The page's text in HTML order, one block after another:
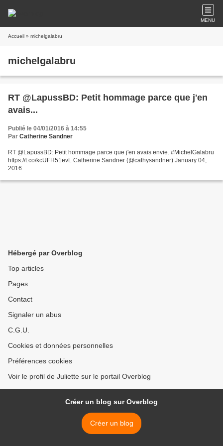
MENU
Accueil » michelgalabru
michelgalabru
RT @LapussBD: Petit hommage parce que j'en
avais...
Publié le 04/01/2016 à 14:55
Par Catherine Sandner
RT @LapussBD: Petit hommage parce que j'en avais envie. #MichelGalabru
https://t.co/kcUFH51evL Catherine Sandner (@cathysandner) January 04,
2016
Hébergé par Overblog
Top articles
Pages
Contact
Signaler un abus
C.G.U.
Cookies et données personnelles
Préférences cookies
Voir le profil de Juliette sur le portail Overblog
Créer un blog sur Overblog
Créer un blog